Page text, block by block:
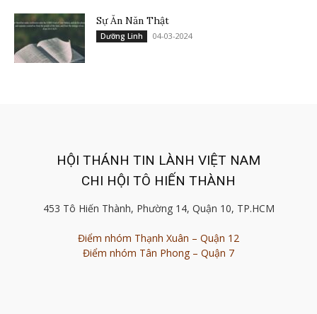
Sự Ăn Năn Thật
Dưỡng Linh 04-03-2024
HỘI THÁNH TIN LÀNH VIỆT NAM
CHI HỘI TÔ HIẾN THÀNH
453 Tô Hiến Thành, Phường 14, Quận 10, TP.HCM
Điểm nhóm Thạnh Xuân – Quận 12
Điểm nhóm Tân Phong – Quận 7